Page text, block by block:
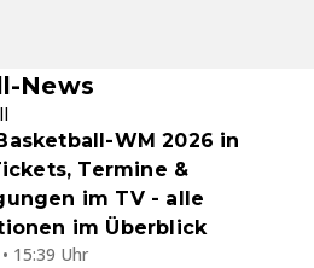
News
WM 2026 in
Termine &
im TV - alle
im Überblick
15:39 Uhr